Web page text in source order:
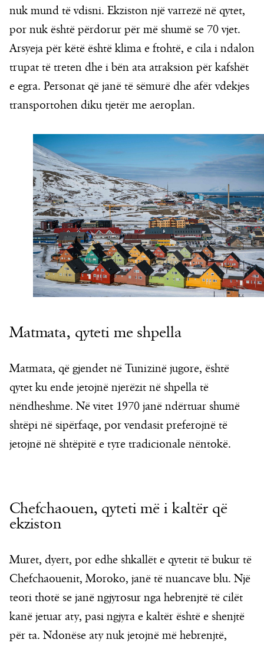
nuk mund të vdisni. Ekziston një varrezë në qytet,
por nuk është përdorur për më shumë se 70 vjet.
Arsyeja për këtë është klima e ftohtë, e cila i ndalon
trupat të treten dhe i bën ata atraksion për kafshët
e egra. Personat që janë të sëmurë dhe afër vdekjes
transportohen diku tjetër me aeroplan.
Matmata, qyteti me shpella
Matmata, që gjendet në Tunizinë jugore, është
qytet ku ende jetojnë njerëzit në shpella të
nëndheshme. Në vitet 1970 janë ndërtuar shumë
shtëpi në sipërfaqe, por vendasit preferojnë të
jetojnë në shtëpitë e tyre tradicionale nëntokë.
Chefchaouen, qyteti më i kaltër që
ekziston
Muret, dyert, por edhe shkallët e qytetit të bukur të
Chefchaouenit, Moroko, janë të nuancave blu. Një
teori thotë se janë ngjyrosur nga hebrenjtë të cilët
kanë jetuar aty, pasi ngjyra e kaltër është e shenjtë
për ta. Ndonëse aty nuk jetojnë më hebrenjtë,